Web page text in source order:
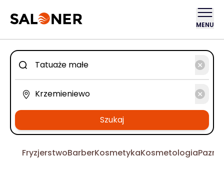
MENU
Szukaj
FryzjerstwoBarberKosmetykaKosmetologia